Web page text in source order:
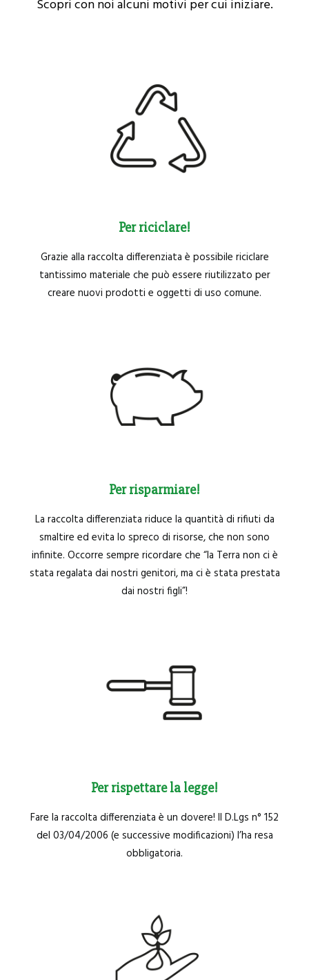
Scopri con noi alcuni motivi per cui iniziare.
Per riciclare!
Grazie alla raccolta differenziata è possibile riciclare
tantissimo materiale che può essere riutilizzato per
creare nuovi prodotti e oggetti di uso comune.
Per risparmiare!
La raccolta differenziata riduce la quantità di rifiuti da
smaltire ed evita lo spreco di risorse, che non sono
infinite. Occorre sempre ricordare che “la Terra non ci è
stata regalata dai nostri genitori, ma ci è stata prestata
dai nostri figli”!
Per rispettare la legge!
Fare la raccolta differenziata è un dovere! Il D.Lgs n° 152
del 03/04/2006 (e successive modificazioni) l’ha resa
obbligatoria.